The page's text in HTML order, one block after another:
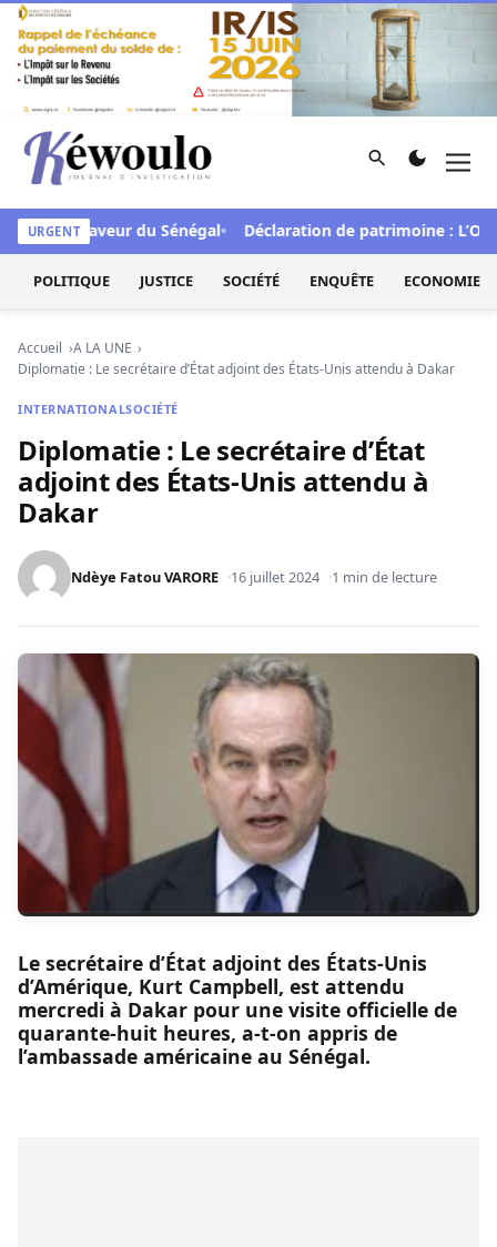
Aller au contenu
Kéwoulo, le premier site d'information et d'investigation
Rechercher
URGENT
en faveur du Sénégal Déclaration de patrimoine :
POLITIQUE JUSTICE SOCIÉTÉ ENQUÊTE ECONOMIE
Accueil
A LA UNE
Diplomatie : Le secrétaire d’État adjoint des États-Unis attendu à Dakar
INTERNATIONALSOCIÉTÉ
Diplomatie : Le secrétaire d’État
adjoint des États-Unis attendu à
Dakar
Ndèye Fatou VARORE 16 juillet 2024 1 min de lecture
Le secrétaire d’État adjoint des États-Unis
d’Amérique, Kurt Campbell, est attendu
mercredi à Dakar pour une visite officielle de
quarante-huit heures, a-t-on appris de
l’ambassade américaine au Sénégal.